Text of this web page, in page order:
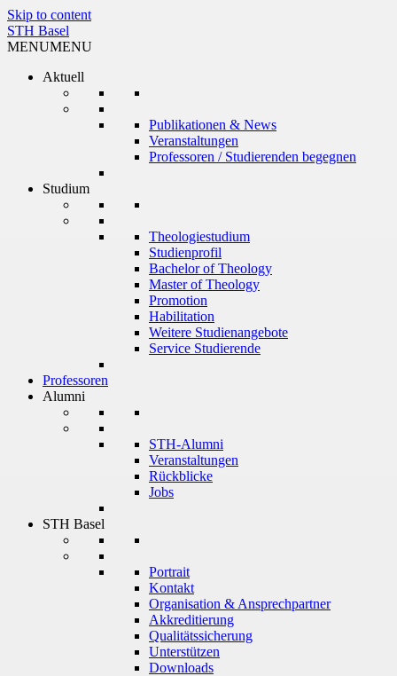
Skip to content
STH Basel
MENUMENU
Aktuell
Publikationen & News
Veranstaltungen
Professoren / Studierenden begegnen
Studium
Theologiestudium
Studienprofil
Bachelor of Theology
Master of Theology
Promotion
Habilitation
Weitere Studienangebote
Service Studierende
Professoren
Alumni
STH-Alumni
Veranstaltungen
Rückblicke
Jobs
STH Basel
Portrait
Kontakt
Organisation & Ansprechpartner
Akkreditierung
Qualitätssicherung
Unterstützen
Downloads